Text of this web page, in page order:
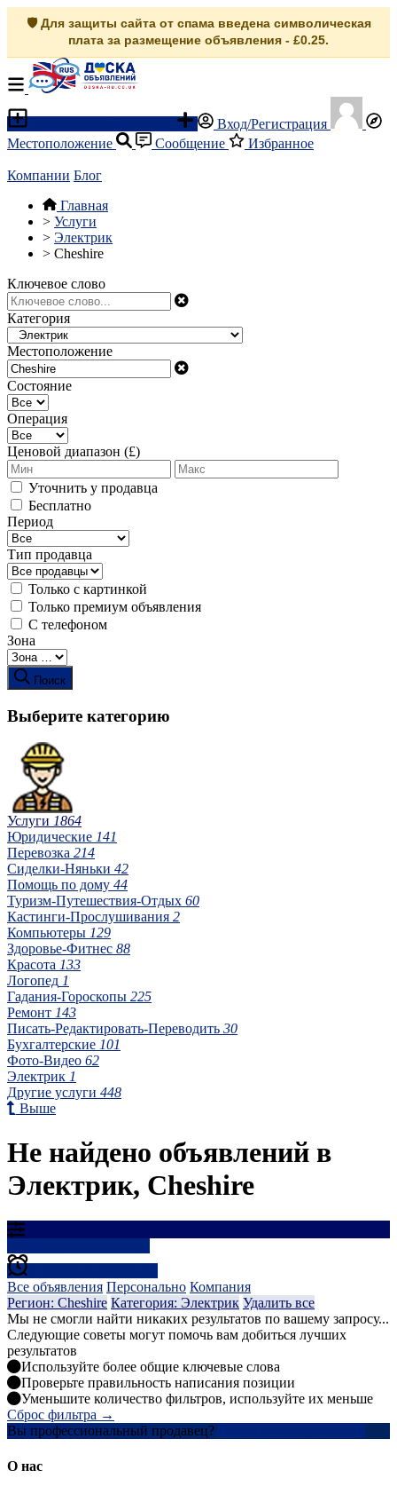
🛡️ Для защиты сайта от спама введена символическая
плата за размещение объявления - £0.25.
Вход/Регистрация
Местоположение
Сообщение Избранное
Компании Блог
Главная
> Услуги
> Электрик
> Cheshire
Ключевое слово
Категория
Местоположение
Состояние
Операция
Ценовой диапазон (£)
Уточнить у продавца
Бесплатно
Период
Тип продавца
Только с картинкой
Только премиум объявления
С телефоном
Зона
Поиск
Выберите категорию
Услуги 1864
Юридические 141
Перевозка 214
Сиделки-Няньки 42
Помощь по дому 44
Туризм-Путешествия-Отдых 60
Кастинги-Прослушивания 2
Компьютеры 129
Здоровье-Фитнес 88
Красота 133
Логопед 1
Гадания-Гороскопы 225
Ремонт 143
Писать-Редактировать-Переводить 30
Бухгалтерские 101
Фото-Видео 62
Электрик 1
Другие услуги 448
Выше
Не найдено объявлений в
Электрик, Cheshire
Все объявления Персонально Компания
Регион: Cheshire Категория: Электрик Удалить все
Мы не смогли найти никаких результатов по вашему запросу...
Следующие советы могут помочь вам добиться лучших
результатов
Используйте более общие ключевые слова
Проверьте правильность написания позиции
Уменьшите количество фильтров, используйте их меньше
Сброс фильтра →
Вы профессиональный продавец?
О нас